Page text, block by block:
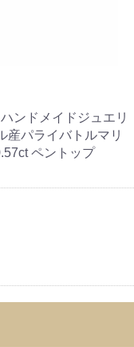
ンドメイドジュエリ
産パライバトルマリ
ペントップ